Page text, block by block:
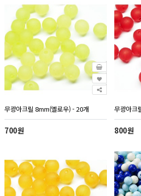
무광아크릴 8mm(옐로우) - 20개
700원
무광아크
800원